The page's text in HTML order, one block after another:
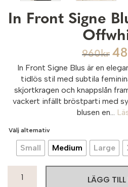
In Front Signe
960kr
In Front Signe Blus är en
tidlös stil med subtila
skjortkragen och knappslån
vackert infällt bröstparti med
blusen en...
Välj alternativ
Small Medium Large
Front
LÄGG